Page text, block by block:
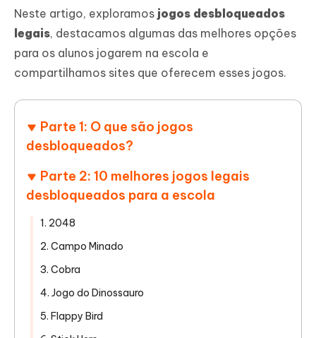
Neste artigo, exploramos jogos desbloqueados
legais, destacamos algumas das melhores opções
para os alunos jogarem na escola e
compartilhamos sites que oferecem esses jogos.
Parte 1: O que são jogos
desbloqueados?
Parte 2: 10 melhores jogos legais
desbloqueados para a escola
1. 2048
2. Campo Minado
3. Cobra
4. Jogo do Dinossauro
5. Flappy Bird